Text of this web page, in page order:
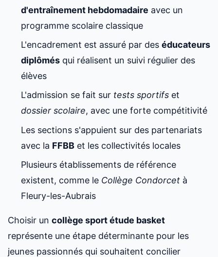
d'entraînement hebdomadaire avec un
programme scolaire classique
L'encadrement est assuré par des éducateurs
diplômés qui réalisent un suivi régulier des
élèves
L'admission se fait sur tests sportifs et
dossier scolaire, avec une forte compétitivité
Les sections s'appuient sur des partenariats
avec la FFBB et les collectivités locales
Plusieurs établissements de référence
existent, comme le Collège Condorcet à
Fleury-les-Aubrais
Choisir un collège sport étude basket
représente une étape déterminante pour les
jeunes passionnés qui souhaitent concilier